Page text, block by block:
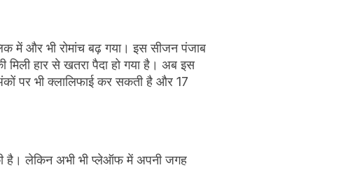
में और भी रोमांच बढ़ गया। इस सीजन पंजाब
मिली हार से खतरा पैदा हो गया है। अब इस
पर भी क्लालिफाई कर सकती है और 17
है। लेकिन अभी भी प्लेऑफ में अपनी जगह